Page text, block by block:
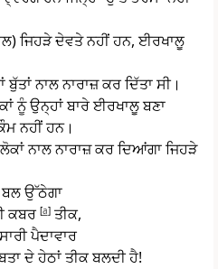
ਜਿਹੜੇ ਦੇਵਤੇ ਨਹੀਂ ਹਨ, ਈਰਖਾਲੂ
ਨਾਲ ਨਾਰਾਜ਼ ਕਰ ਦਿੱਤਾ ਸੀ।
ਨੂੰ ਉਨ੍ਹਾਂ ਬਾਰੇ ਈਰਖਾਲੂ ਬਣਾ
ਨਹੀਂ ਹਨ।
ਨਾਲ ਨਾਰਾਜ਼ ਕਰ ਦਿਆਂਗਾ ਜਿਹੜੇ
ਬਲ ਉੱਠੇਗਾ
ਕਬਰ [a]ਤੀਕ,
ਪੈਦਾਵਾਰ
ਦੇ ਹੇਠਾਂ ਤੀਕ ਬਲਦੀ ਹੈ!